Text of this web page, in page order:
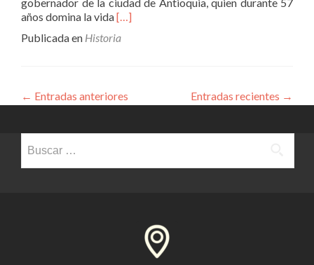
años domina la vidaLeer
DE
[…]
Publicada en Historia
← Entradas anteriores Entradas recientes →